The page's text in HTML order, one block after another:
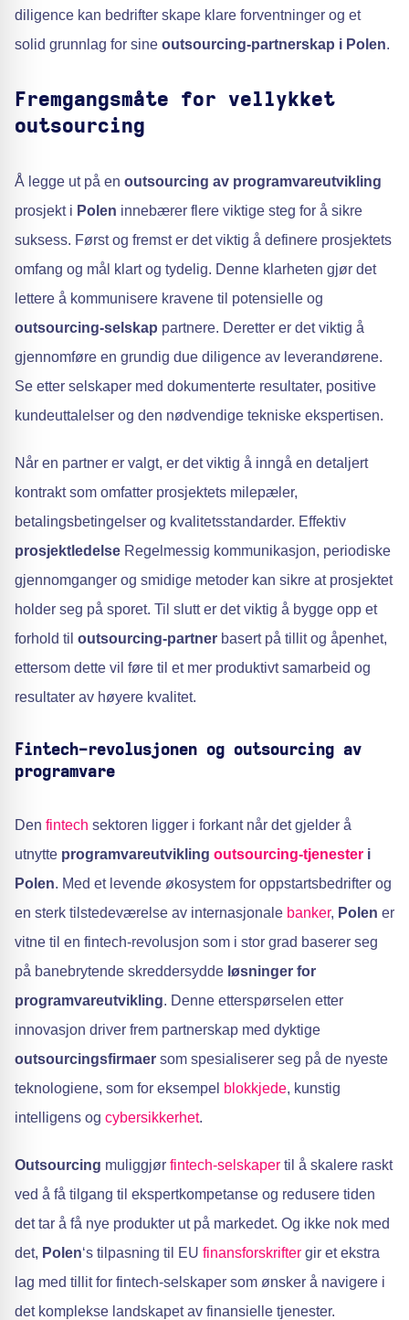
diligence kan bedrifter skape klare forventninger og et
solid grunnlag for sine outsourcing-partnerskap i Polen.
Fremgangsmåte for vellykket
outsourcing
Å legge ut på en outsourcing av programvareutvikling
prosjekt i Polen innebærer flere viktige steg for å sikre
suksess. Først og fremst er det viktig å definere prosjektets
omfang og mål klart og tydelig. Denne klarheten gjør det
lettere å kommunisere kravene til potensielle og
outsourcing-selskap partnere. Deretter er det viktig å
gjennomføre en grundig due diligence av leverandørene.
Se etter selskaper med dokumenterte resultater, positive
kundeuttalelser og den nødvendige tekniske ekspertisen.
Når en partner er valgt, er det viktig å inngå en detaljert
kontrakt som omfatter prosjektets milepæler,
betalingsbetingelser og kvalitetsstandarder. Effektiv
prosjektledelse Regelmessig kommunikasjon, periodiske
gjennomganger og smidige metoder kan sikre at prosjektet
holder seg på sporet. Til slutt er det viktig å bygge opp et
forhold til outsourcing-partner basert på tillit og åpenhet,
ettersom dette vil føre til et mer produktivt samarbeid og
resultater av høyere kvalitet.
Fintech-revolusjonen og outsourcing av
programvare
Den fintech sektoren ligger i forkant når det gjelder å
utnytte programvareutvikling outsourcing-tjenester i
Polen. Med et levende økosystem for oppstartsbedrifter og
en sterk tilstedeværelse av internasjonale banker, Polen er
vitne til en fintech-revolusjon som i stor grad baserer seg
på banebrytende skreddersydde løsninger for
programvareutvikling. Denne etterspørselen etter
innovasjon driver frem partnerskap med dyktige
outsourcingsfirmaer som spesialiserer seg på de nyeste
teknologiene, som for eksempel blokkjede, kunstig
intelligens og cybersikkerhet.
Outsourcing muliggjør fintech-selskaper til å skalere raskt
ved å få tilgang til ekspertkompetanse og redusere tiden
det tar å få nye produkter ut på markedet. Og ikke nok med
det, Polen‘s tilpasning til EU finansforskrifter gir et ekstra
lag med tillit for fintech-selskaper som ønsker å navigere i
det komplekse landskapet av finansielle tjenester.